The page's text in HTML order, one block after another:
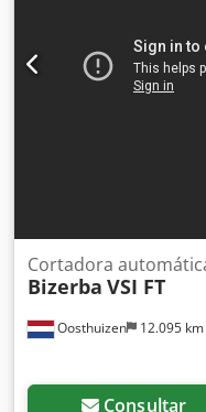
Oosthuizen 12.095 km
Cortadora
Bizerba VSI FT
Consultar